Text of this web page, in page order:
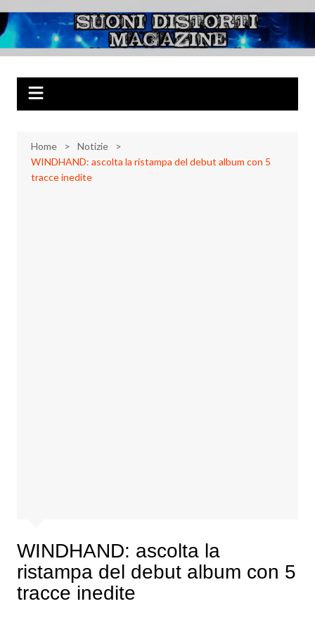
al
contenuto
Suoni Distorti
Magazine
Musica Rock, Metal, Punk e varie sonorità alternative
Home
Notizie
WINDHAND: ascolta la ristampa del debut album con 5
tracce inedite
WINDHAND: ascolta la
ristampa del debut album con 5
tracce inedite